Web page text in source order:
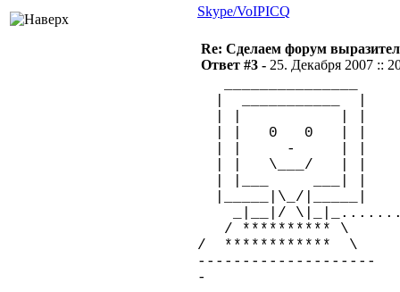
Skype/VoIPICQ
Re: Сделаем форум
Ответ #3 - 25. Декабря 2007 ::
| | 0 0 | |
| | - | |
| | \___/ | |
|_____|\_/|_____|
_|__|/
/ ********** \
/ ************ \
-